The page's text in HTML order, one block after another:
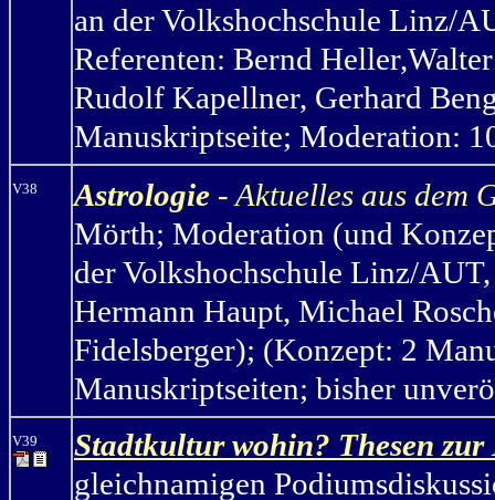
an der Volkshochschule Linz/
Referenten: Bernd
Rudolf Kapellner, Gerhard
Manuskriptseite; Moderation:
V38 Astrologie - Aktuelles aus dem
Mörth; Moderation (und
der Volkshochschule Linz/
Hermann Haupt, Michael
Fidelsberger); (Konzept: 2
Manuskriptseiten; bisher
V39
Stadtkultur wohin? Thesen zur
gleichnamigen